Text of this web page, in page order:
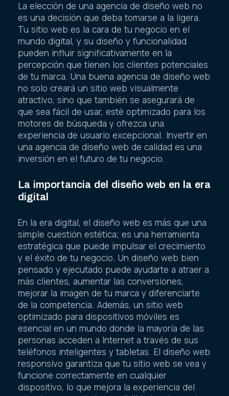
La elección de una agencia de diseño web no
es una decisión que deba tomarse a la ligera.
Tu sitio web es la cara de tu negocio en el
mundo digital, y su diseño y funcionalidad
pueden influir significativamente en la
percepción que tienen los clientes potenciales
de tu marca. Una buena agencia de diseño web
no solo creará un sitio web visualmente
atractivo, sino que también se asegurará de
que sea fácil de usar, esté optimizado para los
motores de búsqueda y ofrezca una
experiencia de usuario excepcional. Invertir en
una agencia de diseño web de calidad es una
inversión en el futuro de tu negocio.
La importancia del diseño web en la era
digital
En la era digital, el diseño web es más que una
simple cuestión estética; es una herramienta
estratégica que puede impulsar el crecimiento
y el éxito de tu negocio. Un diseño web bien
pensado y ejecutado puede ayudarte a atraer a
más clientes, aumentar las conversiones,
mejorar la imagen de tu marca y diferenciarte
de la competencia. Además, un sitio web
optimizado para dispositivos móviles es
esencial en un mundo donde la mayoría de las
personas acceden a Internet a través de sus
teléfonos inteligentes y tabletas. El diseño web
responsivo garantiza que tu sitio web se vea y
funcione correctamente en cualquier
dispositivo, lo que mejora la experiencia del